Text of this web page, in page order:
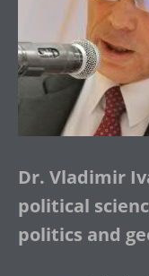
Dr. Vladimir
political
politics and